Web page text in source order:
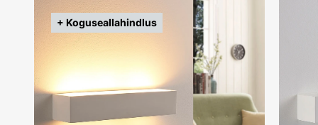
+ Koguseallahindlus
the
the